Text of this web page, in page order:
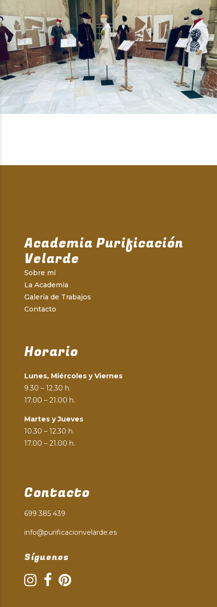
Academia Purificación
Velarde
Sobre mí
La Academia
Galería de Trabajos
Contacto
Horario
Lunes, Miércoles y Viernes
9.30 – 12.30 h.
17.00 – 21.00 h.
Martes y Jueves
10.30 – 12.30 h.
17.00 – 21.00 h.
Contacto
699 385 439
info@purificacionvelarde.es
Síguenos